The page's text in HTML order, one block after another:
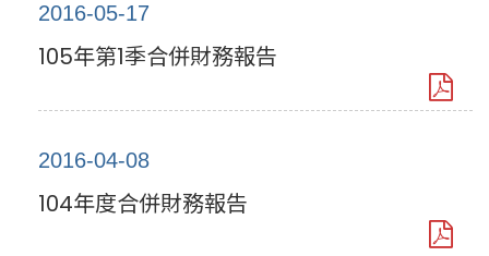
2016-05-17
105年第1季合併財務報告
2016-04-08
104年度合併財務報告